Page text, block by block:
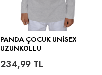
PANDA ÇOCUK UNISEX
UZUNKOLLU
234,99TL